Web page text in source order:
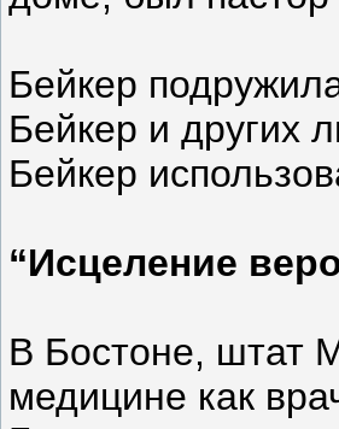
Бейкер
Бейкер и других
Бейкер
“Исцеление
В Бостоне, штат
медицине как